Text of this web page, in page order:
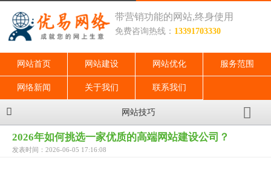
带营销功能的网站,终身使用
免费咨询热线： 13391703330
网站首页 网站建设 网站优化 服务范围
网络新闻 关于我们 联系我们
网站技巧
2026年如何挑选一家优质的高端网站建设公司？
发表时间：2026-06-05 17:16:08